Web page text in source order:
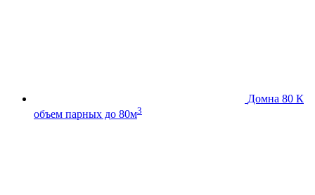
Домна 80 К
объем парных до 80м3